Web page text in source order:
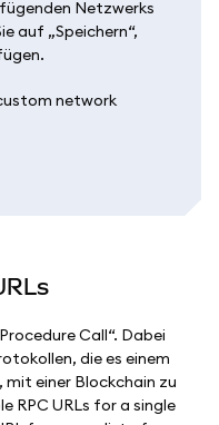
Netzwerks
auf „Speichern“,
Call“. Dabei
die es einem
einer Blockchain zu
RPC URLs for a single